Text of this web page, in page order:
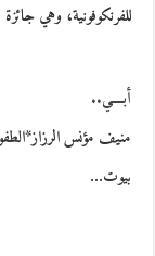
للفرنكوفونية، وهي
أبــــي..
منيف مؤنس
بيوت…